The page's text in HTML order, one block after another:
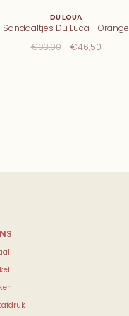
DU LOUA
Sandaaltjes Du Luca - Orange
€93,00
€46,50